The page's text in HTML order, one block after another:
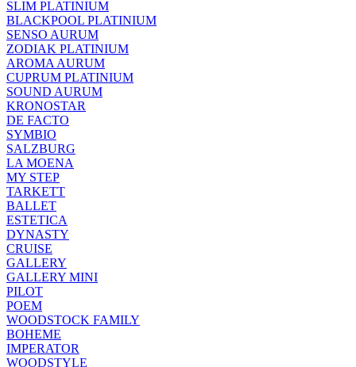
SLIM PLATINIUM
BLACKPOOL PLATINIUM
SENSO AURUM
ZODIAK PLATINIUM
AROMA AURUM
CUPRUM PLATINIUM
SOUND AURUM
KRONOSTAR
DE FACTO
SYMBIO
SALZBURG
LA MOENA
MY STEP
TARKETT
BALLET
ESTETICA
DYNASTY
CRUISE
GALLERY
GALLERY MINI
PILOT
POEM
WOODSTOCK FAMILY
BOHEME
IMPERATOR
WOODSTYLE